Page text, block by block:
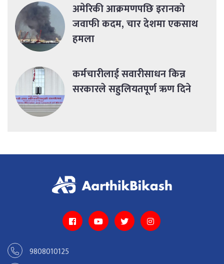
अमेरिकी आक्रमणपछि इरानको
जवाफी कदम, चार देशमा एकसाथ
हमला
कर्मचारीलाई सवारीसाधन किन्न
सरकारले सहुलियतपूर्ण ऋण दिने
9808010125